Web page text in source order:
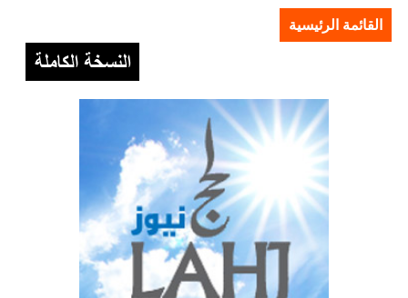
القائمة الرئيسية